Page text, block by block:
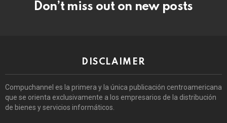
Don’t miss out on new posts
DISCLAIMER
Compuchannel es la primera y la única publicación centroamericana
que se orienta exclusivamente a los empresarios de la distribución
de bienes y servicios informáticos.